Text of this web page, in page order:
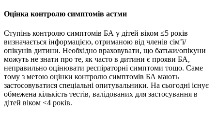
Оцінка контролю симптомів астми
Ступінь контролю симптомів БА у дітей віком ≤5 років
визначається інформацією, отриманою від членів сім’ї/
опікунів дитини. Необхідно враховувати, що батьки/опікуни
можуть не знати про те, як часто в дитини є прояви БА,
неправильно оцінювати респіраторні симптоми тощо. Саме
тому з метою оцінки контролю симптомів БА мають
застосовуватися спеціальні опитувальники. На сьогодні існує
обмежена кількість тестів, валідованих для застосування в
дітей віком <4 років.